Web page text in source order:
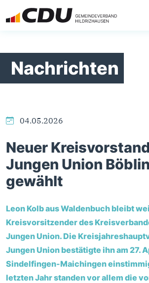
Nachrichten
04.05.2026
Neuer
Jungen Union
gewählt
Leon Kolb aus Waldenbuch bleibt
Kreisvorsitzender des
Jungen Union. Die
Jungen Union bestätigte ihn am 27.
Sindelfingen-Maichingen
letzten Jahr standen vor allem die